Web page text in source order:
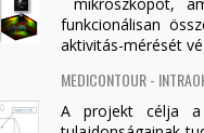
funkcionálisan
aktivitás-mérését
MEDICONTOUR -
A projekt célja a